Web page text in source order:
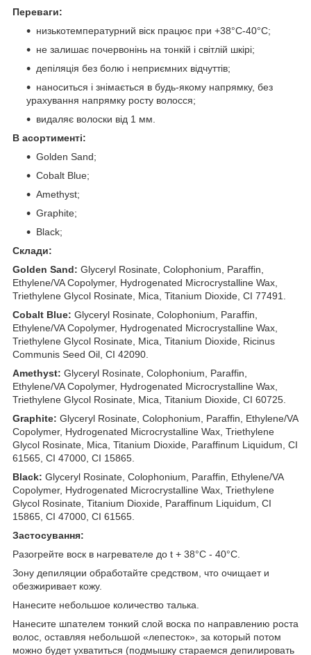
Переваги:
низькотемпературний віск працює при +38°С-40°С;
не залишає почервонінь на тонкій і світлій шкірі;
депіляція без болю і неприємних відчуттів;
наноситься і знімається в будь-якому напрямку, без
урахування напрямку росту волосся;
видаляє волоски від 1 мм.
В асортименті:
Golden Sand;
Cobalt Blue;
Amethyst;
Graphite;
Black;
Склади:
Golden Sand: Glyceryl Rosinate, Colophonium, Paraffin,
Ethylene/VA Copolymer, Hydrogenated Microcrystalline Wax,
Triethylene Glycol Rosinate, Mica, Titanium Dioxide, CI 77491.
Cobalt Blue: Glyceryl Rosinate, Colophonium, Paraffin,
Ethylene/VA Copolymer, Hydrogenated Microcrystalline Wax,
Triethylene Glycol Rosinate, Mica, Titanium Dioxide, Ricinus
Communis Seed Oil, CI 42090.
Amethyst: Glyceryl Rosinate, Colophonium, Paraffin,
Ethylene/VA Copolymer, Hydrogenated Microcrystalline Wax,
Triethylene Glycol Rosinate, Mica, Titanium Dioxide, CI 60725.
Graphite: Glyceryl Rosinate, Colophonium, Paraffin, Ethylene/VA
Copolymer, Hydrogenated Microcrystalline Wax, Triethylene
Glycol Rosinate, Mica, Titanium Dioxide, Paraffinum Liquidum, CI
61565, CI 47000, CI 15865.
Black: Glyceryl Rosinate, Colophonium, Paraffin, Ethylene/VA
Copolymer, Hydrogenated Microcrystalline Wax, Triethylene
Glycol Rosinate, Titanium Dioxide, Paraffinum Liquidum, CI
15865, CI 47000, CI 61565.
Застосування:
Разогрейте воск в нагревателе до t + 38°С - 40°С.
Зону депиляции обработайте средством, что очищает и
обезжиривает кожу.
Нанесите небольшое количество талька.
Нанесите шпателем тонкий слой воска по направлению роста
волос, оставляя небольшой «лепесток», за который потом
можно будет ухватиться (подмышку стараемся депилировать